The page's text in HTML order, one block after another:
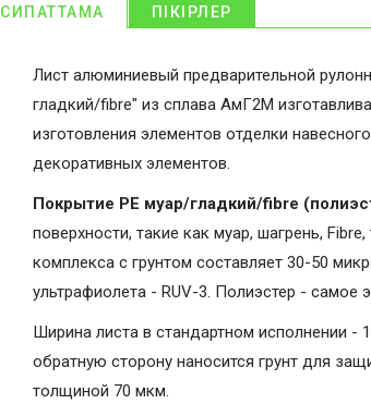
СИПАТТАМА ПІКІРЛЕР
Лист алюминиевый предварительной
гладкий/fibre" из сплава АмГ2М
изготовления элементов отделки
декоративных элементов.
Покрытие PE муар/гладкий/fibre
поверхности, такие как муар, шагрень,
комплекса с грунтом составляет 30-50
ультрафиолета - RUV-3. Полиэстер -
Ширина листа в стандартном исполнении
обратную сторону наносится грунт для
толщиной 70 мкм.